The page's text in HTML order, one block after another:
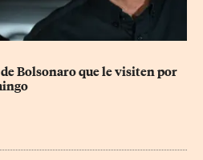
Bolsonaro que le visiten por